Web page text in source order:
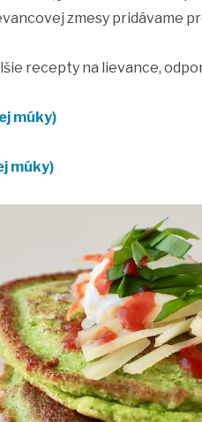
zmesy pridávame
recepty na lievance,
múky)
múky)